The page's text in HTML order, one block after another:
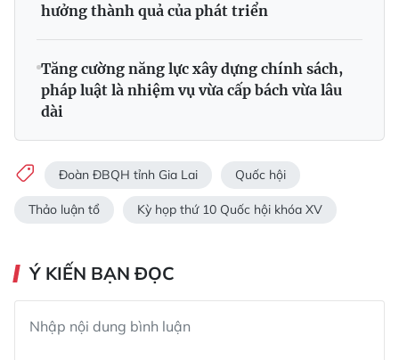
hưởng thành quả của phát triển
Tăng cường năng lực xây dựng chính sách,
pháp luật là nhiệm vụ vừa cấp bách vừa lâu
dài
Đoàn ĐBQH tỉnh Gia Lai Quốc hội
Thảo luận tổ Kỳ họp thứ 10 Quốc hội khóa XV
Ý KIẾN BẠN ĐỌC